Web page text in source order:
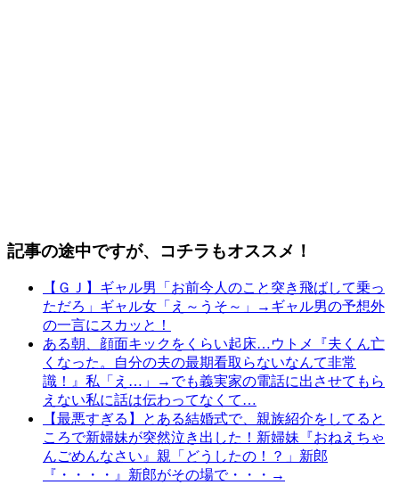
記事の途中ですが、コチラもオススメ！
【ＧＪ】ギャル男「お前今人のこと突き飛ばして乗っ
ただろ」ギャル女「え～うそ～」→ギャル男の予想外
の一言にスカッと！
ある朝、顔面キックをくらい起床…ウトメ『夫くん亡
くなった。自分の夫の最期看取らないなんて非常
識！』私「え…」→でも義実家の電話に出させてもら
えない私に話は伝わってなくて…
【最悪すぎる】とある結婚式で、親族紹介をしてると
ころで新婦妹が突然泣き出した！新婦妹『おねえちゃ
んごめんなさい』親「どうしたの！？」新郎
『・・・・』新郎がその場で・・・→